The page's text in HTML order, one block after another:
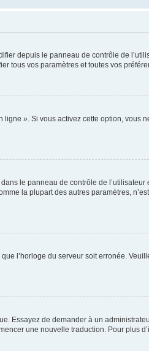
depuis le panneau de contrôle de
tous vos paramètres et toutes vos
». Si vous activez cette option, vous
le panneau de contrôle de
la plupart des autres paramètres,
l’horloge du serveur soit erronée.
Essayez de demander à un
une nouvelle traduction. Pour plus